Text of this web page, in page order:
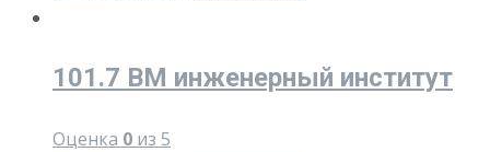
101.7 ВМ инженерный институт
Оценка 0 из 5